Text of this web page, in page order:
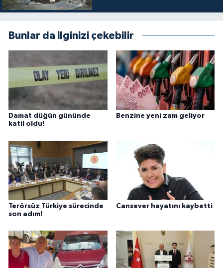
Bunlar da ilginizi çekebilir
Damat düğün gününde
katil oldu!
Benzine yeni zam geliyor
Terörsüz Türkiye sürecinde
son adım!
Cansever hayatını kaybetti